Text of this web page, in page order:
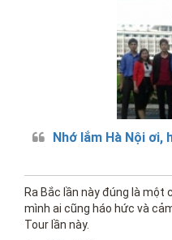
Nhớ lắm Hà Nội ơi,
Ra Bắc lần này đúng là
mình ai cũng háo hức và
Tour lần này.